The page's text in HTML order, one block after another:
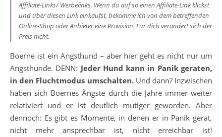
Affiliate-Links/ Werbelinks. Wenn du auf so einen Affiliate-Link klickst
und über diesen Link einkaufst, bekomme ich von dem betreffenden
Online-Shop oder Anbieter eine Provision. Für dich verändert sich der
Preis nicht.
Boerne ist ein Angsthund – aber hier geht es nicht nur um
Angsthunde. DENN: Jeder Hund kann in Panik geraten,
in den Fluchtmodus umschalten.Und dann? Inzwischen
haben sich Boernes Ängste durch die Jahre immer weiter
relativiert und er ist deutlich mutiger geworden. Aber
dennoch: Es gibt es Momente, in denen er in Panik gerät,
nicht mehr ansprechbar ist, nicht erreichbar ist!